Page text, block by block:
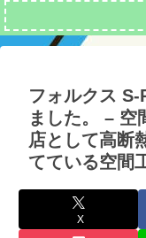
フォルクス
ました。 – 空
店として高断
てている空間
X